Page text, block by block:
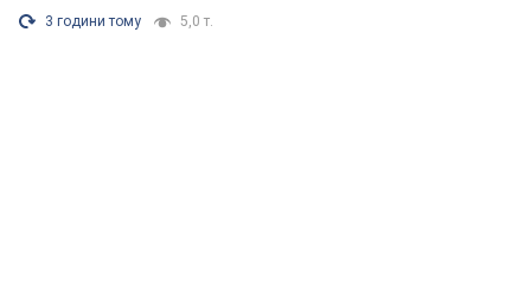
3 години тому 5,0 т.